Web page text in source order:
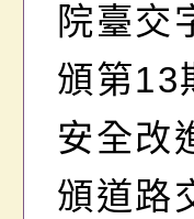
院臺交
頒第13
安全改
頒道路